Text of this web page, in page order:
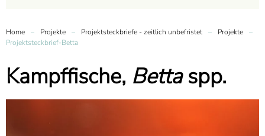
Home Projekte Projektsteckbriefe - zeitlich unbefristet
Projekte
Projektsteckbrief-Betta
Kampffische, Bettaspp.